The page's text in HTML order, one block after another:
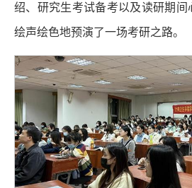
绍、研究生考试备考以及读研期间
绘声绘色地预演了一场考研之路。